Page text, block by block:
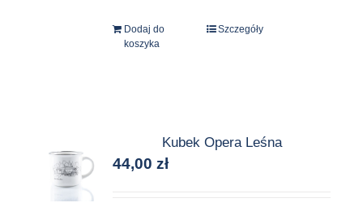
Dodaj do
koszyka
Szczegóły
Kubek Opera Leśna
44,00zł